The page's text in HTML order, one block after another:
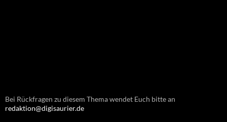
Bei Rückfragen zu diesem Thema wendet Euch bitte an
redaktion@digisaurier.de